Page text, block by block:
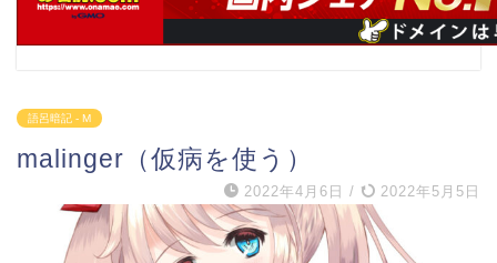
語呂暗記 - M
malinger（仮病を使う）
2022年4月6日 / 2022年5月5日